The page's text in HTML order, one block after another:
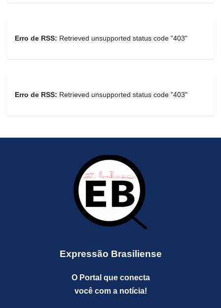
Erro de RSS: Retrieved unsupported status code "403"
Erro de RSS: Retrieved unsupported status code "403"
Expressão Brasiliense
O Portal que conecta
você com a notícia!